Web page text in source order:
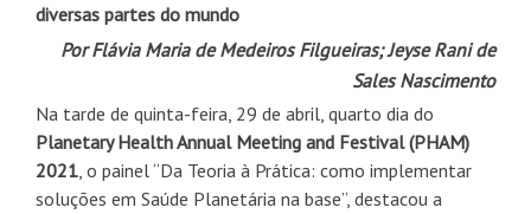
diversas partes do mundo
Por Flávia Maria de Medeiros Filgueiras; Jeyse Rani de
Sales Nascimento
Na tarde de quinta-feira, 29 de abril, quarto dia do
Planetary Health Annual Meeting and Festival (PHAM)
2021, o painel “Da Teoria à Prática: como implementar
soluções em Saúde Planetária na base”, destacou a